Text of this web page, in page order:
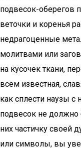
подвесок-оберегов
веточки и коренья
недрагоценные
молитвами или
на кусочек ткани,
всем известная,
как сплести наузы с
подвесок не
них частичку своей
или символы, вы